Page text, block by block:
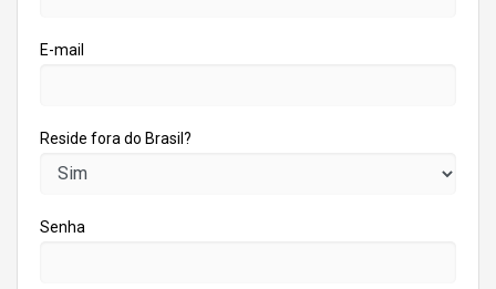
E-mail
Reside fora do Brasil?
Senha